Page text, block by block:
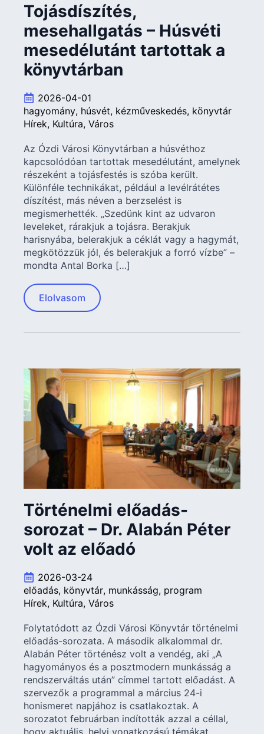
Tojásdíszítés,
mesehallgatás – Húsvéti
mesedélutánt tartottak a
könyvtárban
2026-04-01
hagyomány húsvét kézműveskedés könyvtár
Hírek Kultúra Város
Az Ózdi Városi Könyvtárban a húsvéthoz
kapcsolódóan tartottak mesedélutánt, amelynek
részeként a tojásfestés is szóba került.
Különféle technikákat, például a levélrátétes
díszítést, más néven a berzselést is
megismerhették. „Szedünk kint az udvaron
leveleket, rárakjuk a tojásra. Berakjuk
harisnyába, belerakjuk a céklát vagy a hagymát,
megkötözzük jól, és belerakjuk a forró vízbe” –
mondta Antal Borka […]
Elolvasom
Történelmi előadás-
sorozat – Dr. Alabán Péter
volt az előadó
2026-03-24
előadás könyvtár munkásság program
Hírek Kultúra Város
Folytatódott az Ózdi Városi Könyvtár történelmi
előadás-sorozata. A második alkalommal dr.
Alabán Péter történész volt a vendég, aki „A
hagyományos és a posztmodern munkásság a
rendszerváltás után” címmel tartott előadást. A
szervezők a programmal a március 24-i
honismeret napjához is csatlakoztak. A
sorozatot februárban indították azzal a céllal,